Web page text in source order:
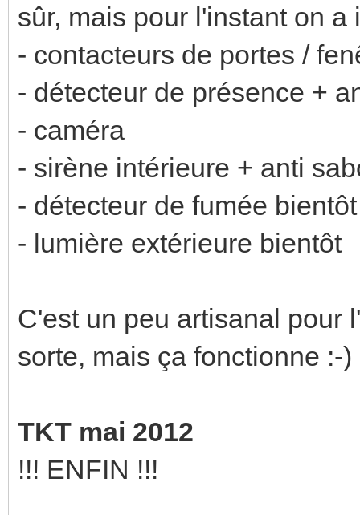
sûr, mais pour l'instant on a
- contacteurs de portes /
- détecteur de présence +
- caméra
- sirène intérieure + anti
- détecteur de fumée bientôt
- lumière extérieure bientôt
C'est un peu artisanal pour
sorte, mais ça fonctionne :-)
TKT mai 2012
!!! ENFIN !!!